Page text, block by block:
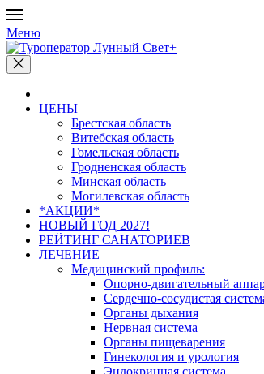
Меню
ЦЕНЫ
Брестская область
Витебская область
Гомельская область
Гродненская область
Минская область
Могилевская область
*АКЦИИ*
НОВЫЙ ГОД 2027!
РЕЙТИНГ САНАТОРИЕВ
ЛЕЧЕНИЕ
Медицинский профиль:
Опорно-двигательный
Сердечно-сосудистая
Органы дыхания
Нервная система
Органы пищеварения
Гинекология и урология
Эндокринная система